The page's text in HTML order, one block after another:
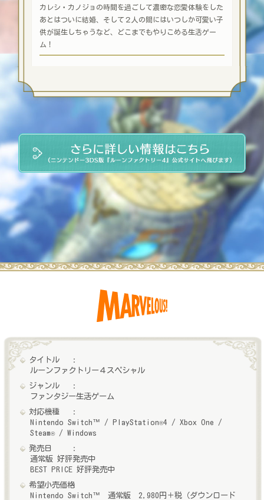
カレシ・カノジョの時間を過ごして濃密な恋愛体験をした
あとはついに結婚、 そして２人の間にはいつしか可愛い子
供が誕生しちゃうなど、どこまでもやりこめる生活ゲー
ム！
タイトル
ルーンファクトリー４スペシャル
ジャンル
ファンタジー生活ゲーム
対応機種
Nintendo Switch™ / PlayStation®4 / Xbox One /
Steam®/ Windows
発売日
通常版 好評発売中
BEST PRICE 好評発売中
希望小売価格
Nintendo Switch™ 通常版 2,980円＋税（ダウンロード